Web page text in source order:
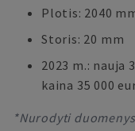
Plotis: 2040
Storis: 20 mm
2023 m.:
kaina 35 000
*Nurodyti